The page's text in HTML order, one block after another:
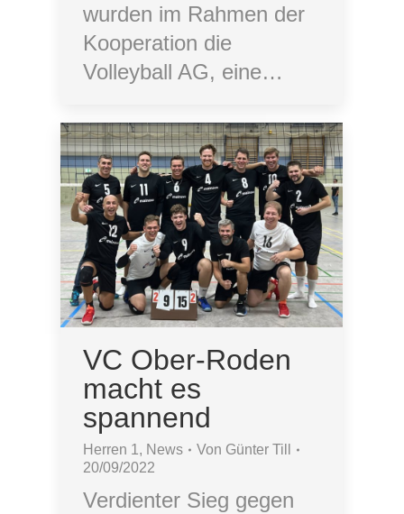
wurden im Rahmen der
Kooperation die
Volleyball AG, eine…
VC Ober-Roden
macht es
spannend
Herren 1, News Von Günter Till
20/09/2022
Verdienter Sieg gegen